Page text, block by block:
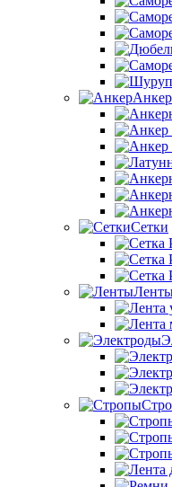
Анкер
Сетки